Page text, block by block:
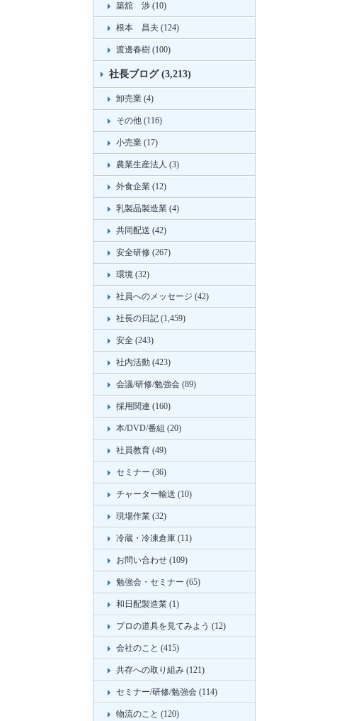
築舘 渉 (10)
根本 昌夫 (124)
渡邊春樹 (100)
社長ブログ (3,213)
卸売業 (4)
その他 (116)
小売業 (17)
農業生産法人 (3)
外食企業 (12)
乳製品製造業 (4)
共同配送 (42)
安全研修 (267)
環境 (32)
社員へのメッセージ (42)
社長の日記 (1,459)
安全 (243)
社内活動 (423)
会議/研修/勉強会 (89)
採用関連 (160)
本/DVD/番組 (20)
社員教育 (49)
セミナー (36)
チャーター輸送 (10)
現場作業 (32)
冷蔵・冷凍倉庫 (11)
お問い合わせ (109)
勉強会・セミナー (65)
和日配製造業 (1)
プロの道具を見てみよう (12)
会社のこと (415)
共存への取り組み (121)
セミナー/研修/勉強会 (114)
物流のこと (120)